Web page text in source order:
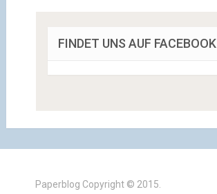
FINDET UNS AUF FACEBOOK
Paperblog Copyright © 2015.